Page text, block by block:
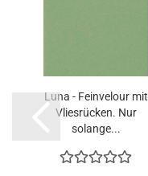
Luna - Feinvelour mit
Vliesrücken. Nur
solange...